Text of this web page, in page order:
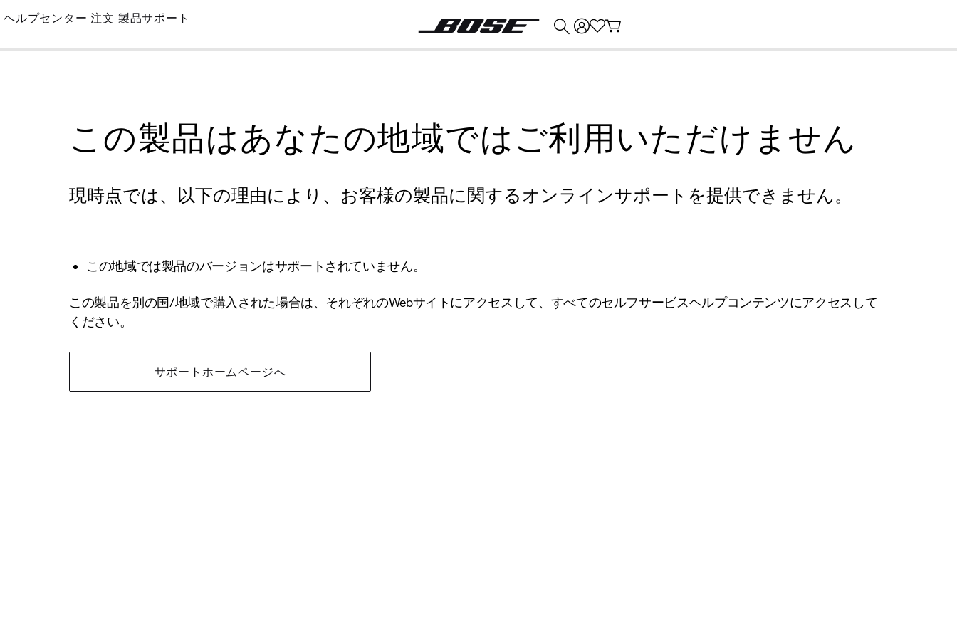
Skip
Main
ヘルプセンター 注文 製品サポート
この製品はあなたの地域ではご利用いただけません
現時点では、以下の理由により、お客様の製品に関するオンラインサポートを提供できません。
この地域では製品のバージョンはサポートされていません。
この製品を別の国/地域で購入された場合は、それぞれのWebサイトにアクセスして、すべてのセルフサービスヘルプコンテンツにアクセスして
ください。
サポートホームページへ